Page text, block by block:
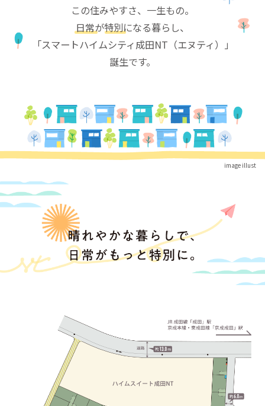
この住みやすさ、一生もの。
日常が特別になる暮らし、
「スマートハイムシティ成田NT（エヌティ）」
誕生です。
image illust